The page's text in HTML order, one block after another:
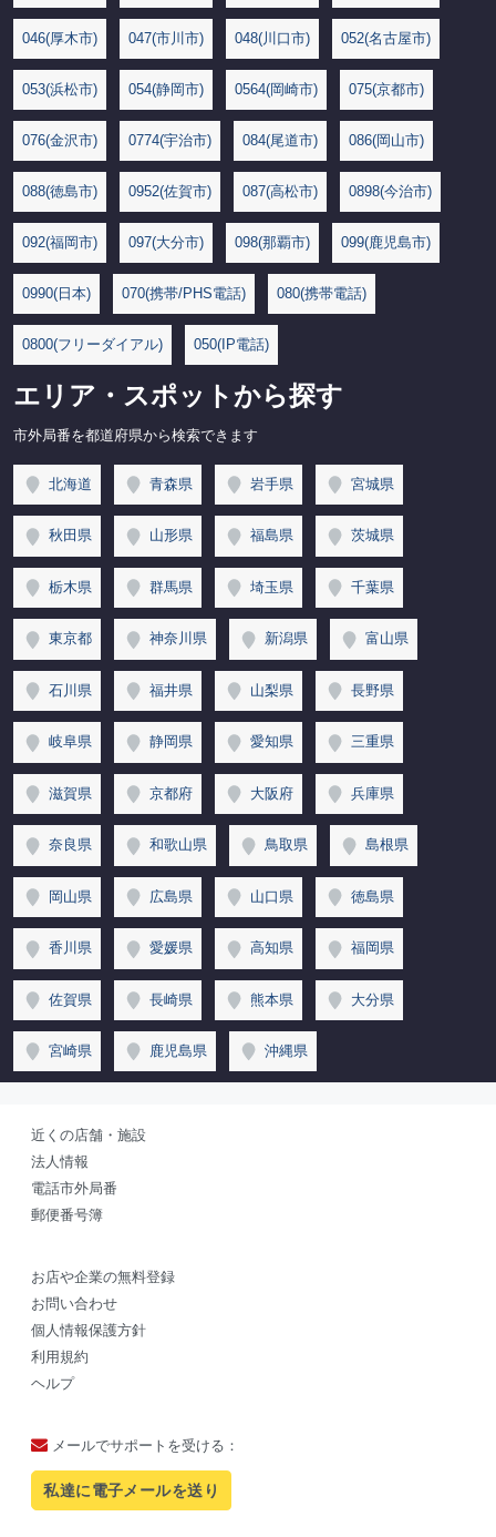
046(厚木市) 047(市川市) 048(川口市) 052(名古屋市)
053(浜松市) 054(静岡市) 0564(岡崎市) 075(京都市)
076(金沢市) 0774(宇治市) 084(尾道市) 086(岡山市)
088(徳島市) 0952(佐賀市) 087(高松市) 0898(今治市)
092(福岡市) 097(大分市) 098(那覇市) 099(鹿児島市)
0990(日本) 070(携帯/PHS電話) 080(携帯電話)
0800(フリーダイアル) 050(IP電話)
エリア・スポットから探す
市外局番を都道府県から検索できます
北海道 青森県 岩手県 宮城県
秋田県 山形県 福島県 茨城県
栃木県 群馬県 埼玉県 千葉県
東京都 神奈川県 新潟県 富山県
石川県 福井県 山梨県 長野県
岐阜県 静岡県 愛知県 三重県
滋賀県 京都府 大阪府 兵庫県
奈良県 和歌山県 鳥取県 島根県
岡山県 広島県 山口県 徳島県
香川県 愛媛県 高知県 福岡県
佐賀県 長崎県 熊本県 大分県
宮崎県 鹿児島県 沖縄県
近くの店舗・施設
法人情報
電話市外局番
郵便番号簿
お店や企業の無料登録
お問い合わせ
個人情報保護方針
利用規約
ヘルプ
メールでサポートを受ける：
私達に電子メールを送り